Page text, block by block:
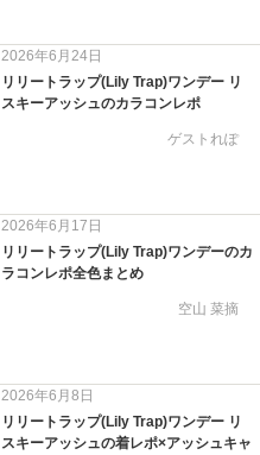
2026年6月24日
リリートラップ(Lily Trap)ワンデー リ
スキーアッシュのカラコンレポ
ゲストれぽ
2026年6月17日
リリートラップ(Lily Trap)ワンデーのカ
ラコンレポ全色まとめ
空山 菜摘
2026年6月8日
リリートラップ(Lily Trap)ワンデー リ
スキーアッシュの着レポ×アッシュキャ